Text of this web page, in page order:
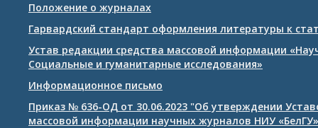
Положение о журналах
Гарвардский стандарт оформления литературы к
Устав редакции средства массовой информации
Социальные и гуманитарные исследования»
Информационное письмо
Приказ № 636-ОД от 30.06.2023 "Об утверждении
массовой информации научных журналов НИУ «БелГУ»